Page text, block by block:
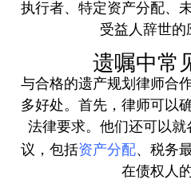
与合格的遗产规划律师合
多好处。首先，律师可以
法律要求。他们还可以
议，包括资产分配、税务
在债权人
遗嘱中常
执行者、特定资产分配、
受益人辞世的